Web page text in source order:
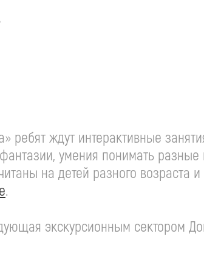
ребят ждут интерактивные
умения понимать
на детей разного возраста
.
экскурсионным сектором